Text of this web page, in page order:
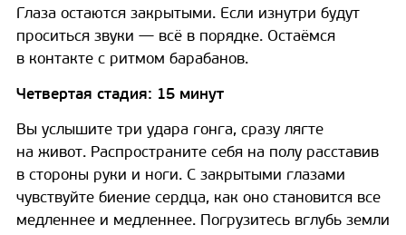
Глаза остаются закрытыми. Если изнутри будут
проситься звуки — всё в порядке. Остаёмся
в контакте с ритмом барабанов.
Четвертая стадия: 15 минут
Вы услышите три удара гонга, сразу лягте
на живот. Распространите себя на полу расставив
в стороны руки и ноги. С закрытыми глазами
чувствуйте биение сердца, как оно становится все
медленнее и медленнее. Погрузитесь вглубь земли